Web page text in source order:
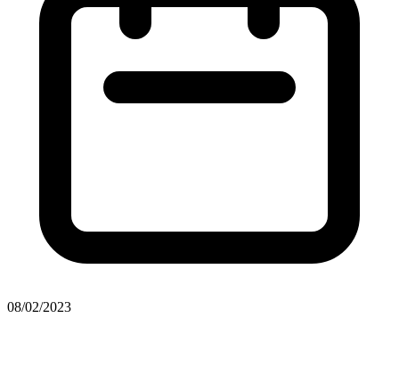
08/02/2023